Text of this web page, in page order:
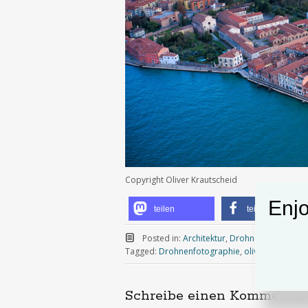
Copyright Oliver Krautscheid
teilen teilen
Posted in: Architektur, Drohnenfotografie
Tagged: Drohnenfotographie, oliver-krautscheid
Schreibe einen Kommentar